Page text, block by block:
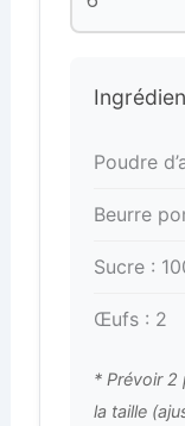
Poudre
Beurre
Sucre :
Œufs : 2
* Prévoir 2
la taille